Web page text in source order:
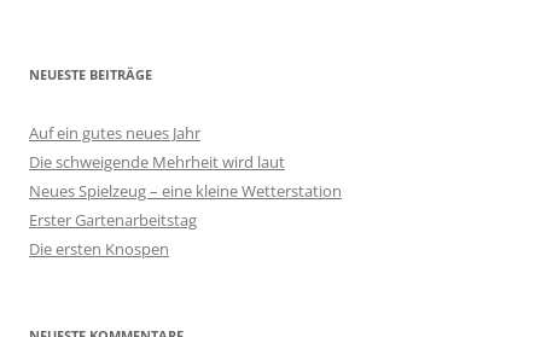
NEUESTE BEITRÄGE
Auf ein gutes neues Jahr
Die schweigende Mehrheit wird laut
Neues Spielzeug – eine kleine Wetterstation
Erster Gartenarbeitstag
Die ersten Knospen